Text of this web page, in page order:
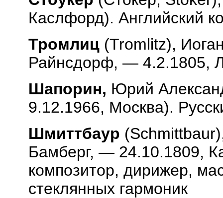
Каслфорд). Английский
Тромлиц (Tromlitz),
Райнсдорф, — 4.2.1805,
Шапорин, Юрий
9.12.1966, Москва).
Шмиттбаур (Schmittbaur
Бамберг, — 24.10.1809,
композитор, дирижер,
стеклянных гармоник